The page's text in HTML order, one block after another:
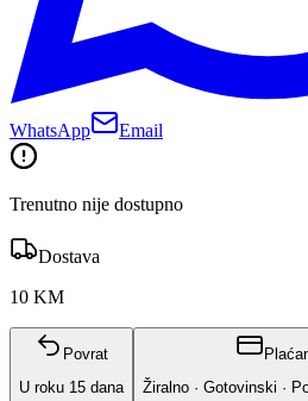
WhatsApp Email
Trenutno nije dostupno
Dostava
10 KM
Povrat
U roku 15 dana
Žiralno · Gotovinski ·